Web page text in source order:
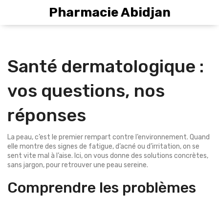
Pharmacie Abidjan
Santé dermatologique :
vos questions, nos
réponses
La peau, c’est le premier rempart contre l’environnement. Quand
elle montre des signes de fatigue, d’acné ou d’irritation, on se
sent vite mal à l’aise. Ici, on vous donne des solutions concrètes,
sans jargon, pour retrouver une peau sereine.
Comprendre les problèmes